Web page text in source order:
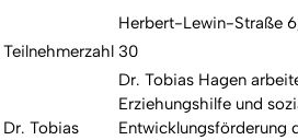
Herbert-Lewin-Straße
Teilnehmerzahl 30
Dr. Tobias
Dr. Tobias Hagen
Erziehungshilfe und
Entwicklungsförderung